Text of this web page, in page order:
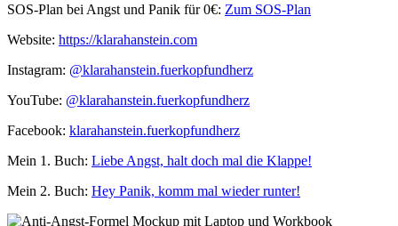
SOS-Plan bei Angst und Panik für 0€: Zum SOS-Plan
Website: ⁠⁠https://klarahanstein.com
Instagram: ⁠⁠@klarahanstein.fuerkopfundherz
YouTube: @klarahanstein.fuerkopfundherz
Facebook: ⁠⁠klarahanstein.fuerkopfundherz⁠⁠
Mein 1. Buch: ⁠⁠ Liebe Angst, halt doch mal die Klappe!⁠⁠
Mein 2. Buch: Hey Panik, komm mal wieder runter!